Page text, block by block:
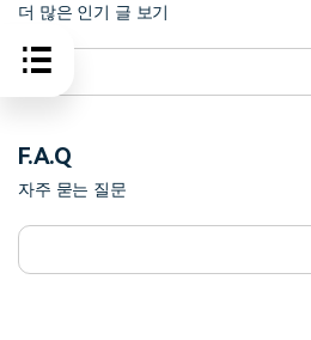
더 많은 인기 글 보기
F.A.Q
자주 묻는 질문